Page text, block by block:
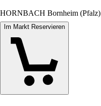
HORNBACH Bornheim (Pfalz)
Im Markt Reservieren